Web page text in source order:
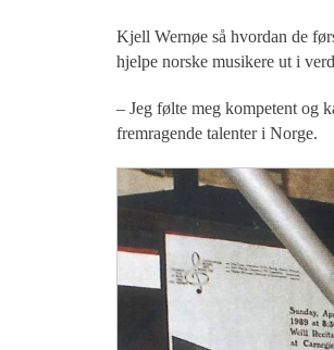
Kjell Wernøe så hvordan de
hjelpe norske musikere ut i
– Jeg følte meg kompetent og
fremragende talenter i Norge.